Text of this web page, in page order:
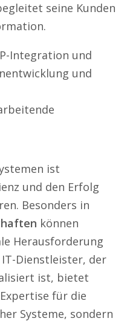
seine Kunden
Integration und
und
ist
und den Erfolg
Besonders in
können
Herausforderung
Dienstleister, der
ist, bietet
für die
Systeme, sondern